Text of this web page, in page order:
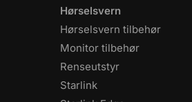
Hørselsvern
Hørselsvern tilbehør
Monitor tilbehør
Renseutstyr
Starlink